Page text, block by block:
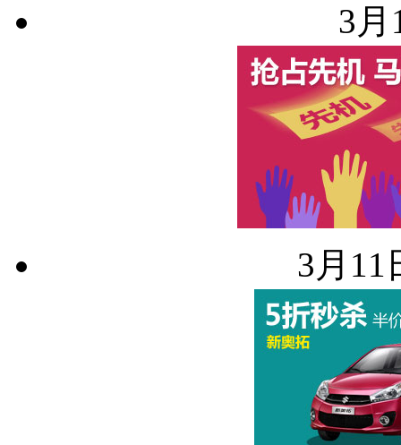
3
3月11